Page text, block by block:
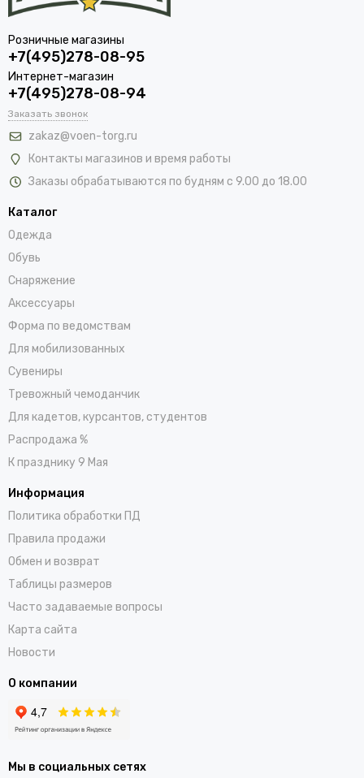
Розничные магазины
+7(495)278-08-95
Интернет-магазин
+7(495)278-08-94
Заказать звонок
zakaz@voen-torg.ru
Контакты магазинов и время работы
Заказы обрабатываются по будням с 9.00 до 18.00
Каталог
Одежда
Обувь
Снаряжение
Аксессуары
Форма по ведомствам
Для мобилизованных
Сувениры
Тревожный чемоданчик
Для кадетов, курсантов, студентов
Распродажа %
К празднику 9 Мая
Информация
Политика обработки ПД
Правила продажи
Обмен и возврат
Таблицы размеров
Часто задаваемые вопросы
Карта сайта
Новости
О компании
Мы в социальных сетях